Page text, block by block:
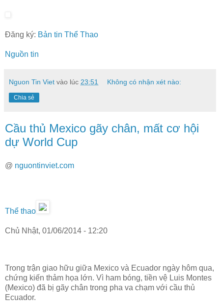
Đăng ký: Bản tin Thể Thao
Nguồn tin
Nguon Tin Viet vào lúc 23:51 Không có nhận xét nào:
Chia sẻ
Cầu thủ Mexico gãy chân, mất cơ hội
dự World Cup
@ nguontinviet.com
Thể thao
Chủ Nhật, 01/06/2014 - 12:20
Trong trận giao hữu giữa Mexico và Ecuador ngày hôm qua,
chứng kiến thảm họa lớn. Vì ham bóng, tiền vệ Luis Montes
(Mexico) đã bị gãy chân trong pha va chạm với cầu thủ
Ecuador.